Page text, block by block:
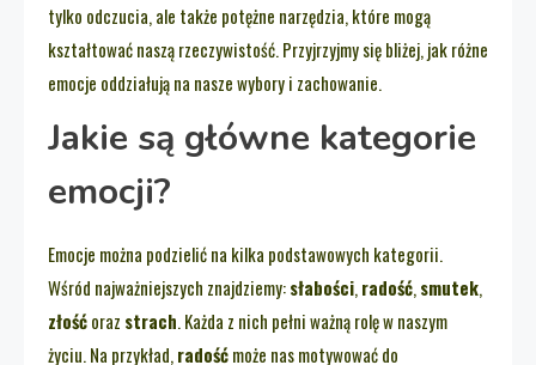
tylko odczucia, ale także potężne narzędzia, które mogą
kształtować naszą rzeczywistość. Przyjrzyjmy się bliżej, jak różne
emocje oddziałują na nasze wybory i zachowanie.
Jakie są główne kategorie
emocji?
Emocje można podzielić na kilka podstawowych kategorii.
Wśród najważniejszych znajdziemy:słabości,radość,smutek,
złośćoraz strach. Każda z nich pełni ważną rolę w naszym
życiu. Na przykład,radośćmoże nas motywować do